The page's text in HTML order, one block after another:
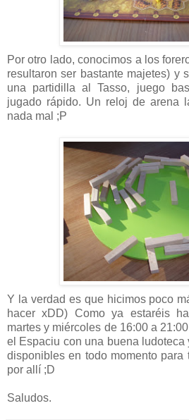
Por otro lado, conocimos a los
resultaron ser bastante majetes) y
una partidilla al Tasso, juego
jugado rápido. Un reloj de arena
nada mal ;P
Y la verdad es que hicimos poco
hacer xDD) Como ya estaréis
martes y miércoles de 16:00 a
el Espaciu con una buena
disponibles en todo momento
por allí ;D
Saludos.